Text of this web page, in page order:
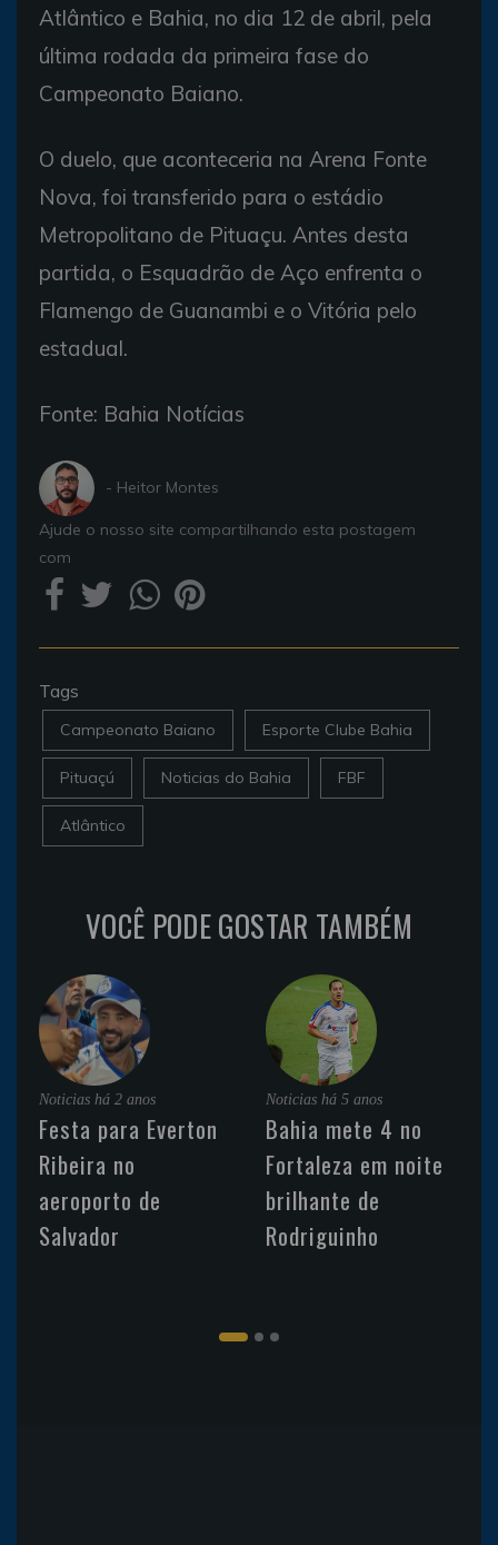
Atlântico e Bahia, no dia 12 de abril, pela
última rodada da primeira fase do
Campeonato Baiano.
O duelo, que aconteceria na Arena Fonte
Nova, foi transferido para o estádio
Metropolitano de Pituaçu. Antes desta
partida, o Esquadrão de Aço enfrenta o
Flamengo de Guanambi e o Vitória pelo
estadual.
Fonte: Bahia Notícias
- Heitor Montes
Ajude o nosso site compartilhando esta postagem
com
Tags
Campeonato Baiano Esporte Clube Bahia
Pituaçú Noticias do Bahia FBF
Atlântico
VOCÊ PODE GOSTAR TAMBÉM
Noticias há 2 anos
Festa para Everton
Ribeira no
aeroporto de
Salvador
Noticias há 5 anos
Bahia mete 4 no
Fortaleza em noite
brilhante de
Rodriguinho